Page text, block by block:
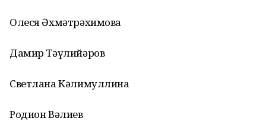
Олеся Әхмәтрәхимова
Дамир Тәүлийәров
Светлана Кәлимуллина
Родион Вәлиев